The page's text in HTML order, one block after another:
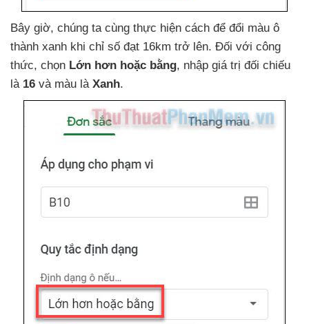
Bây giờ, chúng ta cùng thực hiện cách để đổi màu ô
thành xanh khi chỉ số đạt 16km trở lên. Đối với công
thức, chọn Lớn hơn hoặc bằng, nhập giá trị đối chiếu
là 16 và màu là Xanh.